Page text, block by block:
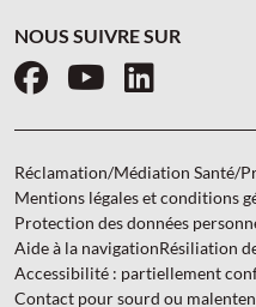
NOUS SUIVRE SUR
Facebook YouTube
Réclamation/Médiation Santé/
Mentions légales et conditions
Protection des données
Aide à la navigationRésiliation
Accessibilité : partiellement
Contact pour sourd ou